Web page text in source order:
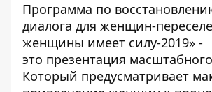
Программа по
диалога для женщин-
женщины имеет силу-2019» -
это презентация
Который предусматривает